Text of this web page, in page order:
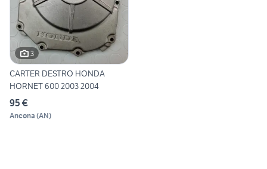
3
CARTER DESTRO HONDA
HORNET 600 2003 2004
95 €
Ancona (AN)